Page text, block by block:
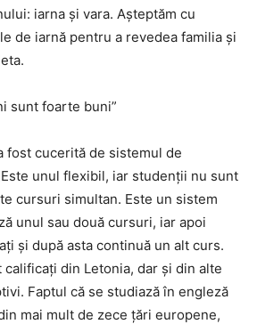
iarna și vara. Așteptăm cu
de iarnă pentru a revedea familia și
sunt foarte buni”
fost cucerită de sistemul de
unul flexibil, iar studenții nu sunt
cursuri simultan. Este un sistem
unul sau două cursuri, iar apoi
și după asta continuă un alt curs.
din Letonia, dar și din alte
Faptul că se studiază în engleză
mai mult de zece țări europene,